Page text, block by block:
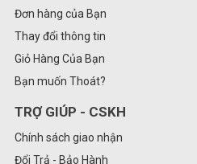
Đơn hàng của Bạn
Thay đổi thông tin
Giỏ Hàng Của Bạn
Bạn muốn Thoát?
TRỢ GIÚP - CSKH
Chính sách giao nhận
Đổi Trả - Bảo Hành